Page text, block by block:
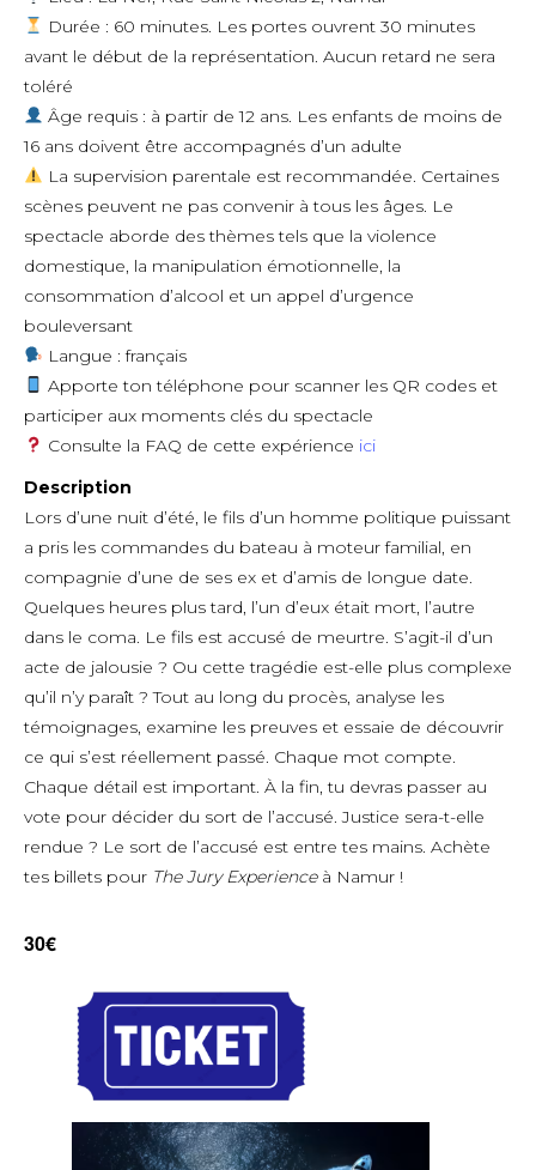
Durée : 60 minutes. Les portes ouvrent 30 minutes
avant le début de la représentation. Aucun retard ne sera
toléré
Âge requis : à partir de 12 ans. Les enfants de moins de
16 ans doivent être accompagnés d’un adulte
La supervision parentale est recommandée. Certaines
scènes peuvent ne pas convenir à tous les âges. Le
spectacle aborde des thèmes tels que la violence
domestique, la manipulation émotionnelle, la
consommation d’alcool et un appel d’urgence
bouleversant
Langue : français
Apporte ton téléphone pour scanner les QR codes et
participer aux moments clés du spectacle
Consulte la FAQ de cette expérience ici
Description
Lors d’une nuit d’été, le fils d’un homme politique puissant
a pris les commandes du bateau à moteur familial, en
compagnie d’une de ses ex et d’amis de longue date.
Quelques heures plus tard, l’un d’eux était mort, l’autre
dans le coma. Le fils est accusé de meurtre. S’agit-il d’un
acte de jalousie ? Ou cette tragédie est-elle plus complexe
qu’il n’y paraît ? Tout au long du procès, analyse les
témoignages, examine les preuves et essaie de découvrir
ce qui s’est réellement passé. Chaque mot compte.
Chaque détail est important. À la fin, tu devras passer au
vote pour décider du sort de l’accusé. Justice sera-t-elle
rendue ? Le sort de l’accusé est entre tes mains. Achète
tes billets pour The Jury Experienceà Namur !
30€